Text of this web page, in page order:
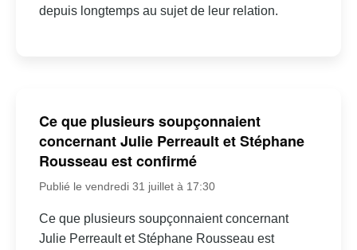
depuis longtemps au sujet de leur relation.
Ce que plusieurs soupçonnaient
concernant Julie Perreault et Stéphane
Rousseau est confirmé
Publié le vendredi 31 juillet à 17:30
Ce que plusieurs soupçonnaient concernant
Julie Perreault et Stéphane Rousseau est